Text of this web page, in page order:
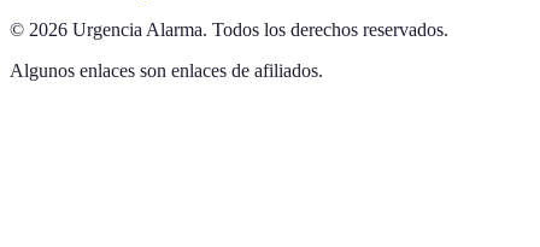
© 2026 Urgencia Alarma. Todos los derechos reservados.
Algunos enlaces son enlaces de afiliados.